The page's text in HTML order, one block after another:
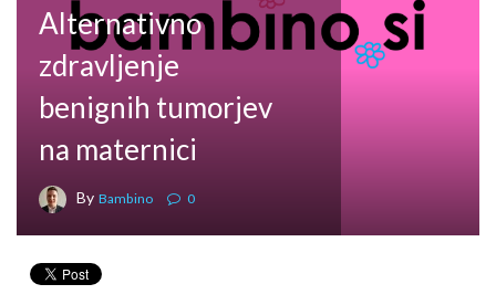
Alternativno
zdravljenje
benignih tumorjev
na maternici
By Bambino 0